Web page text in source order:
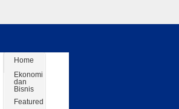
Home
Ekonomi
dan
Bisnis
Featured